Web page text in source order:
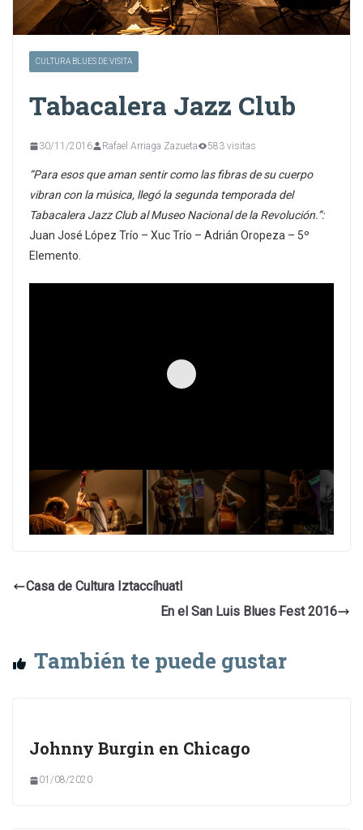
CULTURA BLUES DE VISITA
Tabacalera Jazz Club
30/11/2016 Rafael Arriaga Zazueta 583 visitas
“Para esos que aman sentir como las fibras de su cuerpo
vibran con la música, llegó la segunda temporada del
Tabacalera Jazz Club al Museo Nacional de la Revolución.”:
Juan José López Trío – Xuc Trío – Adrián Oropeza – 5º
Elemento.
Casa de Cultura Iztaccíhuatl
En el San Luis Blues Fest 2016
También te puede gustar
Johnny Burgin en Chicago
01/08/2020